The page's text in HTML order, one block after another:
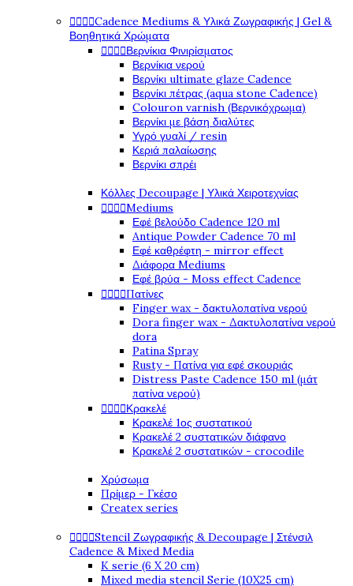
Cadence Mediums & Υλικά Ζωγραφικής | Gel &
Βοηθητικά Χρώματα
Βερνίκια Φινιρίσματος
Βερνίκια νερού
Βερνίκι ultimate glaze Cadence
Βερνίκι πέτρας (aqua stone Cadence)
Colouron varnish (Βερνικόχρωμα)
Βερνίκι με βάση διαλύτες
Υγρό γυαλί / resin
Κεριά παλαίωσης
Βερνίκι σπρέι
Κόλλες Decoupage | Υλικά Χειροτεχνίας
Mediums
Εφέ βελούδο Cadence 120 ml
Antique Powder Cadence 70 ml
Εφέ καθρέφτη - mirror effect
Διάφορα Mediums
Εφέ βρύα - Moss effect Cadence
Πατίνες
Finger wax - δακτυλοπατίνα νερού
Dora finger wax - Δακτυλοπατίνα νερού
dora
Patina Spray
Rusty - Πατίνα για εφέ σκουριάς
Distress Paste Cadence 150 ml (μάτ
πατίνα νερού)
Κρακελέ
Κρακελέ 1ος συστατικού
Κρακελέ 2 συστατικών διάφανο
Κρακελέ 2 συστατικών - crocodile
Χρύσωμα
Πρίμερ - Γκέσο
Createx series
Stencil Ζωγραφικής & Decoupage | Στένσιλ
Cadence & Mixed Media
K serie (6 X 20 cm)
Mixed media stencil Serie (10X25 cm)